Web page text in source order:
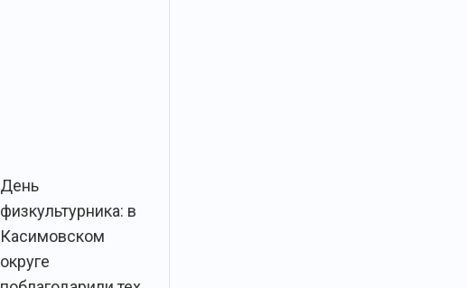
День
физкультурника: в
Касимовском
округе